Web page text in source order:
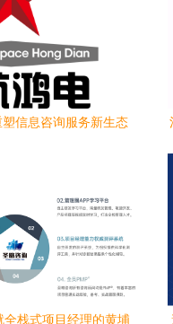
信息咨询服务新生态
全栈式项目经理的黄埔